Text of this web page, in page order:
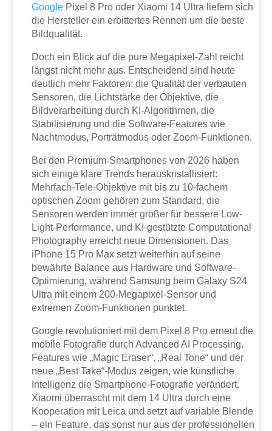
Google Pixel 8 Pro oder Xiaomi 14 Ultra liefern sich
die Hersteller ein erbittertes Rennen um die beste
Bildqualität.
Doch ein Blick auf die pure Megapixel-Zahl reicht
längst nicht mehr aus. Entscheidend sind heute
deutlich mehr Faktoren: die Qualität der verbauten
Sensoren, die Lichtstärke der Objektive, die
Bildverarbeitung durch KI-Algorithmen, die
Stabilisierung und die Software-Features wie
Nachtmodus, Porträtmodus oder Zoom-Funktionen.
Bei den Premium-Smartphones von 2026 haben
sich einige klare Trends herauskristallisiert:
Mehrfach-Tele-Objektive mit bis zu 10-fachem
optischen Zoom gehören zum Standard, die
Sensoren werden immer größer für bessere Low-
Light-Performance, und KI-gestützte Computational
Photography erreicht neue Dimensionen. Das
iPhone 15 Pro Max setzt weiterhin auf seine
bewährte Balance aus Hardware und Software-
Optimierung, während Samsung beim Galaxy S24
Ultra mit einem 200-Megapixel-Sensor und
extremen Zoom-Funktionen punktet.
Google revolutioniert mit dem Pixel 8 Pro erneut die
mobile Fotografie durch Advanced AI Processing.
Features wie „Magic Eraser“, „Real Tone“ und der
neue „Best Take“-Modus zeigen, wie künstliche
Intelligenz die Smartphone-Fotografie verändert.
Xiaomi überrascht mit dem 14 Ultra durch eine
Kooperation mit Leica und setzt auf variable Blende
– ein Feature, das sonst nur aus der professionellen